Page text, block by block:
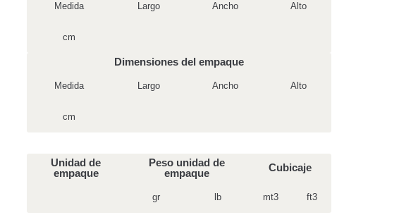
Medida Largo Ancho Alto
cm
Dimensiones del empaque
Medida Largo Ancho Alto
cm
Unidad de
empaque
Peso unidad de
empaque
Cubicaje
gr lb mt3 ft3